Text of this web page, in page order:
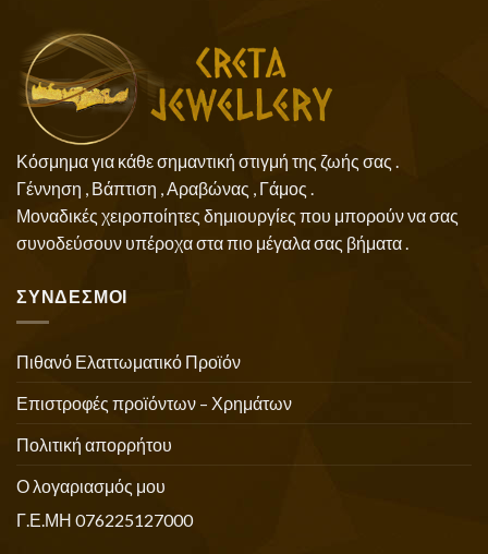
Κόσμημα για κάθε σημαντική στιγμή της ζωής σας .
Γέννηση , Βάπτιση , Αραβώνας , Γάμος .
Μοναδικές χειροποίητες δημιουργίες που μπορούν να σας
συνοδεύσουν υπέροχα στα πιο μέγαλα σας βήματα .
ΣΥΝΔΕΣΜΟΙ
Πιθανό Ελαττωματικό Προϊόν
Επιστροφές προϊόντων – Χρημάτων
Πολιτική απορρήτου
Ο λογαριασμός μου
Γ.Ε.ΜΗ 076225127000